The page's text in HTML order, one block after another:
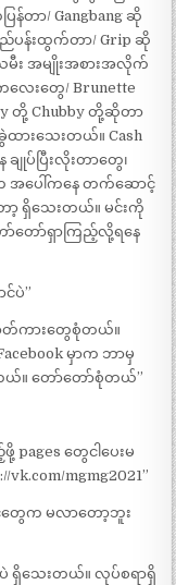
န်တာ/ Gangbang ဆို
ပန်းထွက်တာ/ Grip ဆို
သမီး အမျိုးအစားအလိုက်
လေးတွေ/ Brunette
တို့ Chubby တို့ဆိုတာ
ထားသေးတယ်။ Cash
ချုပ်ပြီးလိုးတာတွေ၊
အပေါ်ကနေ တက်ဆောင့်
ာ့ ရှိသေးတယ်။ မင်းကို
ာ်တော်ရှာကြည့်လို့ရနေ
ပဲ”
ာတ်ကားတွေစုံတယ်။
မှာက ဘာမှ
ယ်။ တော်တော်စုံတယ်”
တွေငါပေးမ
vk.com/mgmg2021”
တွေက မလာတော့ဘူး
ရှိသေးတယ်။ လုပ်စရာရှိ